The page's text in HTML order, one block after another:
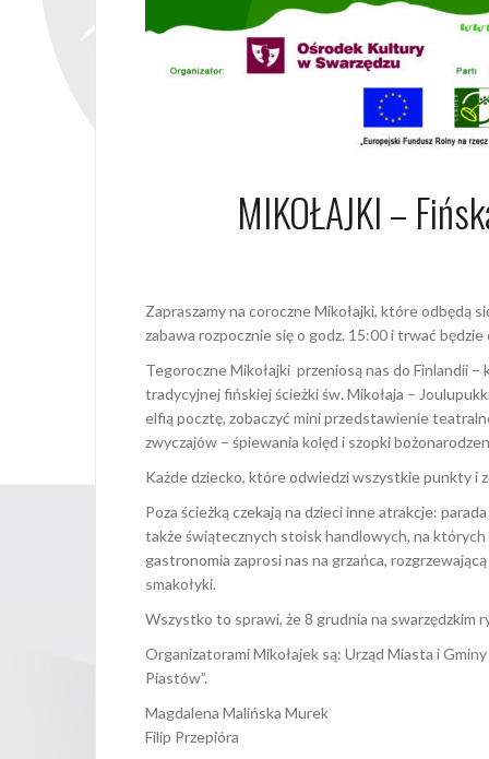
MIKOŁAJKI –
Zapraszamy na coroczne Mikołajki, które odbędą
zabawa rozpocznie się o godz. 15:00 i trwać
Tegoroczne Mikołajki przeniosą nas do Finlandii –
tradycyjnej fińskiej ścieżki św. Mikołaja –
elfią pocztę, zobaczyć mini przedstawienie
zwyczajów – śpiewania kolęd i szopki
Każde dziecko, które odwiedzi wszystkie punkty i
Poza ścieżką czekają na dzieci inne atrakcje:
także świątecznych stoisk handlowych, na których
gastronomia zaprosi nas na grzańca,
smakołyki.
Wszystko to sprawi, że 8 grudnia na swarzędzkim
Organizatorami Mikołajek są: Urząd Miasta i
Piastów”.
Magdalena Malińska Murek
Filip Przepióra